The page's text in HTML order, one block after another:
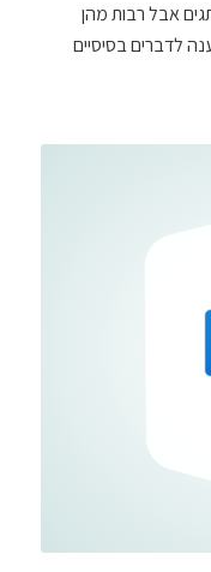
אבל רבות מהן
לדברים בסיסיים